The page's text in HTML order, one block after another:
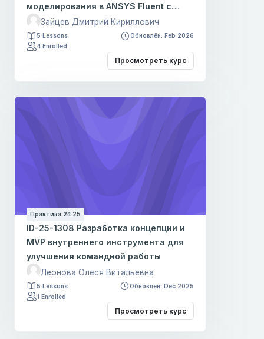
моделирования в ANSYS Fluent с
экспериментальными
исследованиями
Зайцев Дмитрий Кириллович
5 Lessons
Обновлён: Feb 2026
4 Enrolled
Просмотреть курс
Практика 24 25
ID-25-1308 Разработка концепции и
MVP внутреннего инструмента для
улучшения командной работы
Леонова Олеся Витальевна
5 Lessons
Обновлён: Dec 2025
1 Enrolled
Просмотреть курс